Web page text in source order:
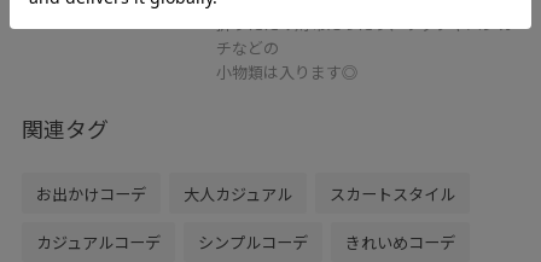
チなどの
小物類は入ります◎
関連タグ
お出かけコーデ 大人カジュアル スカートスタイル
カジュアルコーデ シンプルコーデ きれいめコーデ